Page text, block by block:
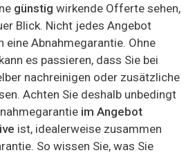
günstig wirkende Offerte sehen,
Blick. Nicht jedes Angebot
Abnahmegarantie. Ohne
es passieren, dass Sie bei
nachreinigen oder zusätzliche
Achten Sie deshalb unbedingt
im Angebot
ist, idealerweise zusammen
So wissen Sie, was Sie